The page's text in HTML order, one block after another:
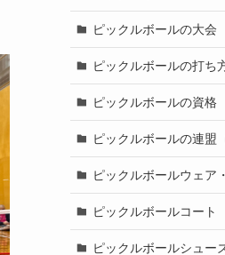
ピックルボールの大会
ピックルボールの打ち
ピックルボールの資格
ピックルボールの連盟
ピックルボールウェア
ピックルボールコート
ピックルボールシュー